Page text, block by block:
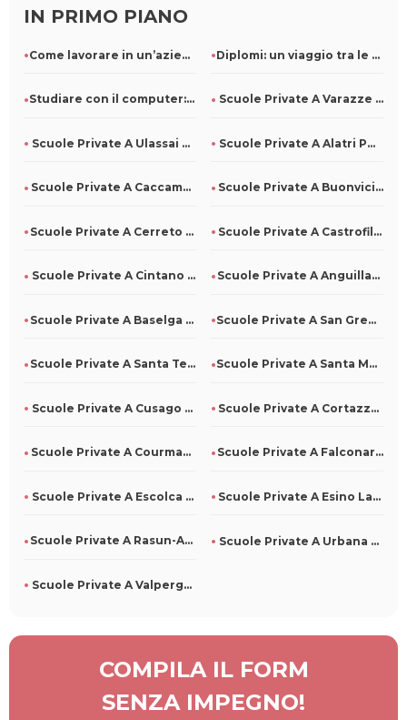
IN PRIMO PIANO
Come lavorare in un’azienda di pulizie: ruoli e competenze r Diplomi: un viaggio tra le diverse specializzazioni
Studiare con il computer: come usarlo al meglio Scuole Private A Varazze Per Tutti
Scuole Private A Ulassai Per Tutti Scuole Private A Alatri Per Tutti
Scuole Private A Caccamo Per Tutti Scuole Private A Buonvicino Per Tutti
Scuole Private A Cerreto Di Spoleto Per Tutti Scuole Private A Castrofilippo Per Tutti
Scuole Private A Cintano Per Tutti Scuole Private A Anguillara Veneta Per Tutti
Scuole Private A Baselga Di Pinè Per Tutti Scuole Private A San Gregorio D'Ippona Per Tutti
Scuole Private A Santa Teresa Di Riva Per Tutti Scuole Private A Santa Maria La Carità Per Tutti
Scuole Private A Cusago Per Tutti Scuole Private A Cortazzone Per Tutti
Scuole Private A Courmayeur Per Tutti Scuole Private A Falconara Albanese Per Tutti
Scuole Private A Escolca Per Tutti Scuole Private A Esino Lario Per Tutti
Scuole Private A Rasun-Anterselva Per Tutti Scuole Private A Urbana Per Tutti
Scuole Private A Valperga Per Tutti
COMPILA IL FORM
SENZA IMPEGNO!